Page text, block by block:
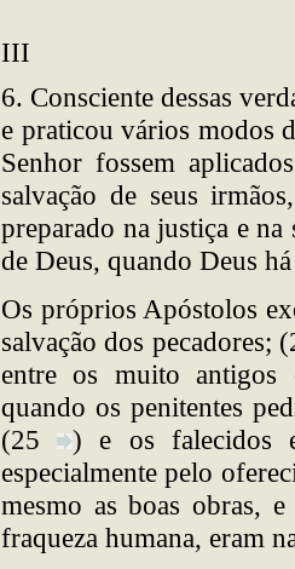
III
6. Consciente dessas
e praticou vários modos
Senhor fossem
salvação de seus
preparado na justiça e
de Deus, quando Deus
Os próprios Apóstolos
salvação dos pecadores;
entre os muito antigos
quando os penitentes
(25
) e os falecidos
especialmente pelo
mesmo as boas obras,
fraqueza humana, eram